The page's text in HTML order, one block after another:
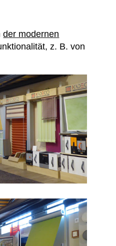
der modernen
z. B. von